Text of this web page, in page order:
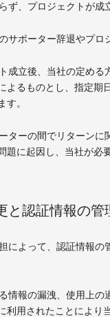
ず、プロジェクトが成
サポーター辞退やプロ
成立後、当社の定める
よるものとし、指定
す。
ターの間でリターン
題に起因し、当社が必
と認証情報の管
によって、認証情報
情報の漏洩、使用上
利用されたことにより